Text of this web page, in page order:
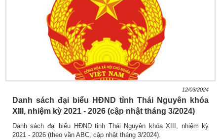
12/03/2024
Danh sách đại biểu HĐND tỉnh Thái Nguyên khóa
XIII, nhiệm kỳ 2021 - 2026 (cập nhật tháng 3/2024)
Danh sách đại biểu HĐND tỉnh Thái Nguyên khóa XIII, nhiệm kỳ
2021 - 2026 (theo vần ABC, cập nhật tháng 3/2024).